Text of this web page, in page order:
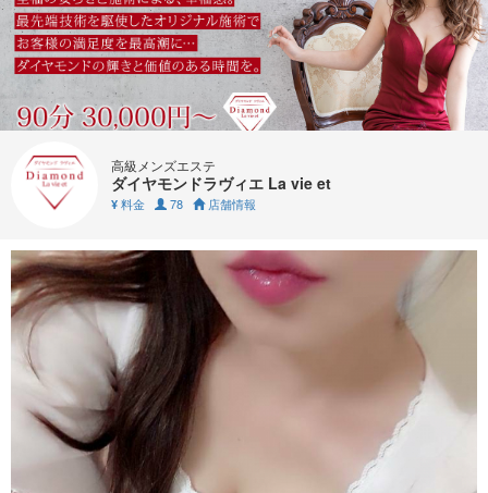
高級メンズエステ
ダイヤモンドラヴィエ La vie et
¥ 料金 78 店舗情報